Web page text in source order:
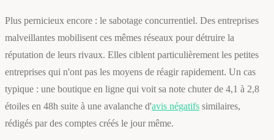
Plus pernicieux encore : le sabotage concurrentiel. Des entreprises
malveillantes mobilisent ces mêmes réseaux pour détruire la
réputation de leurs rivaux. Elles ciblent particulièrement les petites
entreprises qui n'ont pas les moyens de réagir rapidement. Un cas
typique : une boutique en ligne qui voit sa note chuter de 4,1 à 2,8
étoiles en 48h suite à une avalanche d'avis négatifs similaires,
rédigés par des comptes créés le jour même.